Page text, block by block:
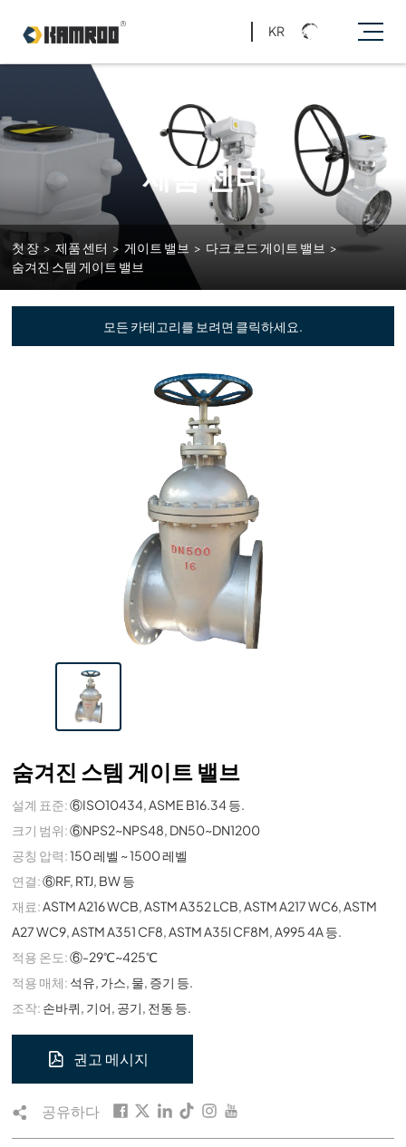
KR
제품 센터
첫 장 > 제품 센터 > 게이트 밸브 > 다크 로드 게이트 밸브 >
숨겨진 스템 게이트 밸브
모든 카테고리를 보려면 클릭하세요.
숨겨진 스템 게이트 밸브
설계 표준:⑥ISO10434, ASME B16.34 등.
크기 범위:⑥NPS2~NPS48, DN50~DN1200
공칭 압력:150 레벨 ~ 1500 레벨
연결:⑥RF, RTJ, BW 등
재료: ASTM A216 WCB, ASTM A352 LCB, ASTM A217 WC6, ASTM
A27 WC9, ASTM A351 CF8, ASTM A35l CF8M, A995 4A 등.
적용 온도:⑥-29℃~425℃
적용 매체: 석유, 가스, 물, 증기 등.
조작: 손바퀴, 기어, 공기, 전동 등.
권고 메시지
공유하다